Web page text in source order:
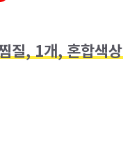
질, 1개, 혼합색상